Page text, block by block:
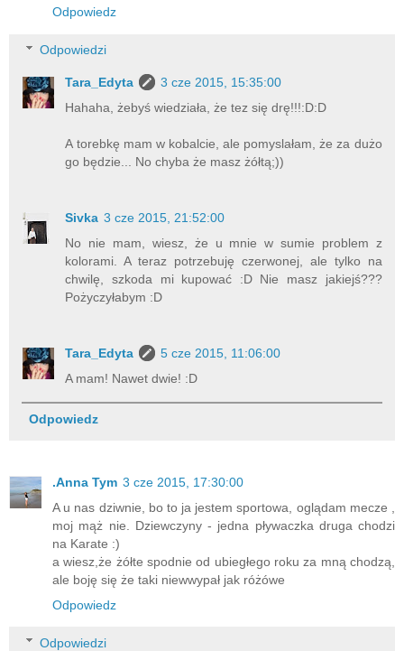
Odpowiedz
Odpowiedzi
Tara_Edyta
3 cze 2015, 15:35:00
Hahaha, żebyś wiedziała, że tez się drę!!!:D:D
A torebkę mam w kobalcie, ale pomyslałam, że za dużo
go będzie... No chyba że masz żółtą;))
Sivka 3 cze 2015, 21:52:00
No nie mam, wiesz, że u mnie w sumie problem z
kolorami. A teraz potrzebuję czerwonej, ale tylko na
chwilę, szkoda mi kupować :D Nie masz jakiejś???
Pożyczyłabym :D
Tara_Edyta
5 cze 2015, 11:06:00
A mam! Nawet dwie! :D
Odpowiedz
.Anna Tym 3 cze 2015, 17:30:00
A u nas dziwnie, bo to ja jestem sportowa, oglądam mecze ,
moj mąż nie. Dziewczyny - jedna pływaczka druga chodzi
na Karate :)
a wiesz,że żółte spodnie od ubiegłego roku za mną chodzą,
ale boję się że taki niewwypał jak różówe
Odpowiedz
Odpowiedzi